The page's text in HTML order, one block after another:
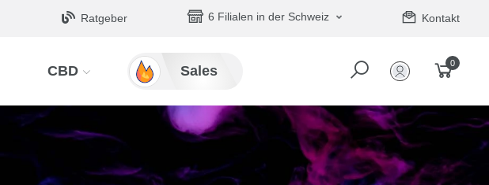
Ratgeber 6 Filialen in der Schweiz Kontakt
CBD Sales
0